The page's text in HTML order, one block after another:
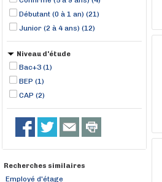
Débutant (0 à 1 an) (21)
Junior (2 à 4 ans) (12)
Niveau d'étude
Bac+3 (1)
BEP (1)
CAP (2)
Recherches similaires
Employé d'étage